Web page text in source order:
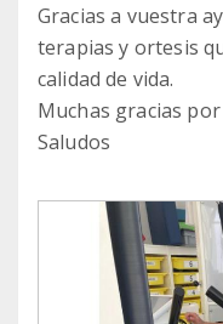
Gracias a vuestra
terapias y ortesis
calidad de vida.
Muchas gracias
Saludos